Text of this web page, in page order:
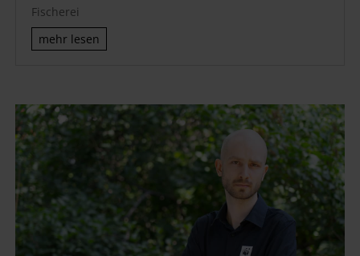
Fischerei
mehr lesen